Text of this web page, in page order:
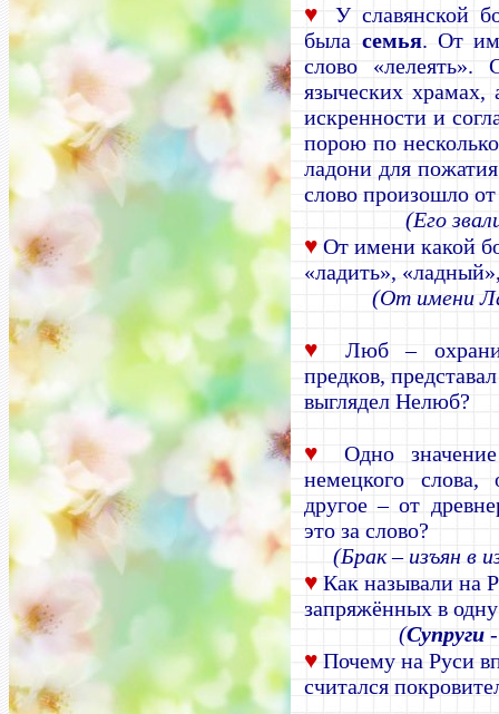
♥
У славянской
была семья. От
слово
языческих
искренности и
порою по
ладони для
слово произошло
(Его
♥ От имени какой
«ладить»,
(От имени
♥
Люб –
предков,
выглядел Нелюб?
♥
Одно
немецкого слова,
другое – от
это за слово?
(Брак–изъян в
♥ Как называли на
запряжённых в
(Супруги-
♥ Почему на Руси
считался